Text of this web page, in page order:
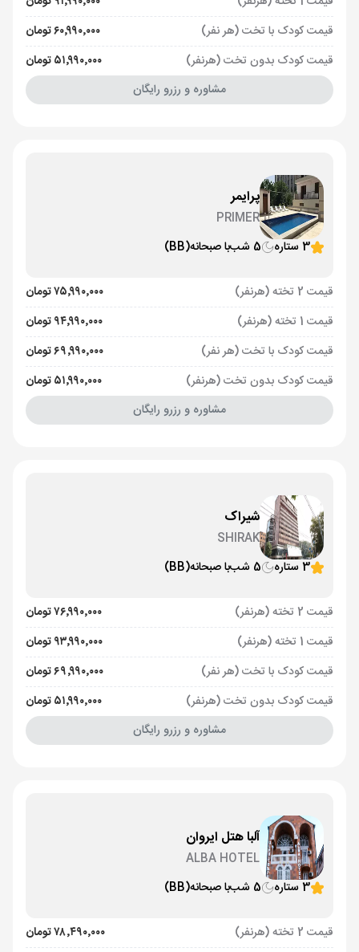
قیمت کودک با تخت (هر نفر)
۶۰٬۹۹۰٬۰۰۰ تومان
قیمت کودک بدون تخت (هرنفر)
۵۱٬۹۹۰٬۰۰۰ تومان
مشاوره و رزرو رایگان
پرایمر
PRIMER
3 ستاره
5 شب با صبحانه(BB)
قیمت 2 تخته (هرنفر)
۷۵٬۹۹۰٬۰۰۰ تومان
قیمت 1 تخته (هرنفر)
۹۴٬۹۹۰٬۰۰۰ تومان
قیمت کودک با تخت (هر نفر)
۶۹٬۹۹۰٬۰۰۰ تومان
قیمت کودک بدون تخت (هرنفر)
۵۱٬۹۹۰٬۰۰۰ تومان
مشاوره و رزرو رایگان
شیراک
SHIRAK
3 ستاره
5 شب با صبحانه(BB)
قیمت 2 تخته (هرنفر)
۷۶٬۹۹۰٬۰۰۰ تومان
قیمت 1 تخته (هرنفر)
۹۳٬۹۹۰٬۰۰۰ تومان
قیمت کودک با تخت (هر نفر)
۶۹٬۹۹۰٬۰۰۰ تومان
قیمت کودک بدون تخت (هرنفر)
۵۱٬۹۹۰٬۰۰۰ تومان
مشاوره و رزرو رایگان
آلبا هتل ایروان
ALBA HOTEL
3 ستاره
5 شب با صبحانه(BB)
قیمت 2 تخته (هرنفر)
۷۸٬۴۹۰٬۰۰۰ تومان